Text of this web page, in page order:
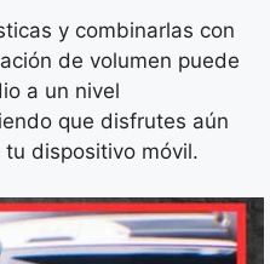
y combinarlas con
de volumen puede
a un nivel
que disfrutes aún
dispositivo móvil.